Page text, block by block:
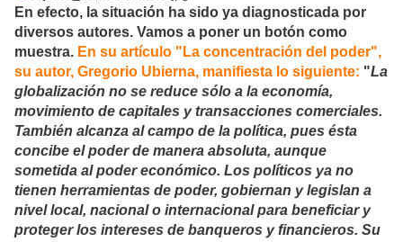
En efecto, la situación ha sido ya diagnosticada por
diversos autores. Vamos a poner un botón como
muestra. En su artículo "La concentración del poder",
su autor, Gregorio Ubierna, manifiesta lo siguiente: "La
globalización no se reduce sólo a la economía,
movimiento de capitales y transacciones comerciales.
También alcanza al campo de la política, pues ésta
concibe el poder de manera absoluta, aunque
sometida al poder económico. Los políticos ya no
tienen herramientas de poder, gobiernan y legislan a
nivel local, nacional o internacional para beneficiar y
proteger los intereses de banqueros y financieros. Su